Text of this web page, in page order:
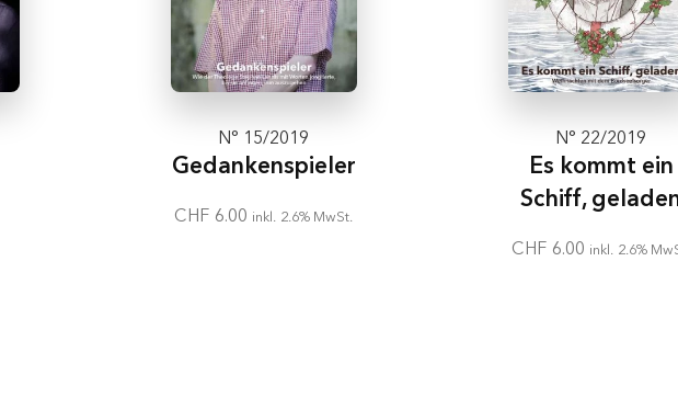
N° 15/2019
Gedankenspieler
CHF 6.00 inkl. 2.6% MwSt.
N° 22/2019
Es kommt ein
Schiff,
CHF 6.00 inkl. 2.6%